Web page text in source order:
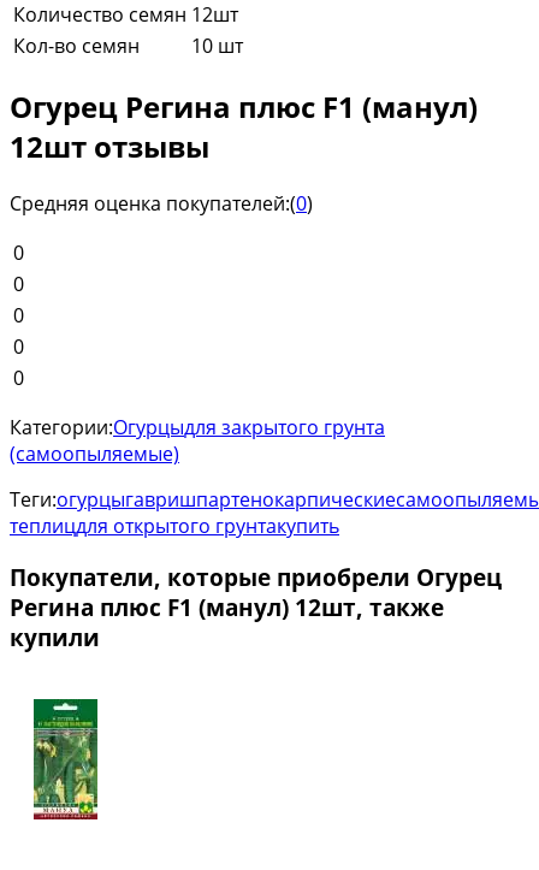
Количество семян 12шт
Кол-во семян
10 шт
Огурец Регина плюс F1 (манул)
12шт отзывы
Средняя оценка покупателей:(0)
0
0
0
0
0
Категории:Огурцыдля закрытого грунта
(самоопыляемые)
Теги:огурцыгавришпартенокарпические
теплицдля открытого грунтакупить
Покупатели, которые приобрели Огурец
Регина плюс F1 (манул) 12шт, также
купили